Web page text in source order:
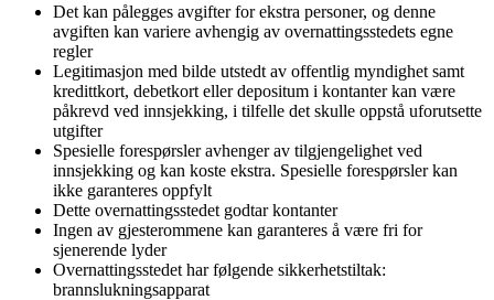
Det kan pålegges avgifter for ekstra personer, og denne
avgiften kan variere avhengig av overnattingsstedets egne
regler
Legitimasjon med bilde utstedt av offentlig myndighet samt
kredittkort, debetkort eller depositum i kontanter kan være
påkrevd ved innsjekking, i tilfelle det skulle oppstå uforutsette
utgifter
Spesielle forespørsler avhenger av tilgjengelighet ved
innsjekking og kan koste ekstra. Spesielle forespørsler kan
ikke garanteres oppfylt
Dette overnattingsstedet godtar kontanter
Ingen av gjesterommene kan garanteres å være fri for
sjenerende lyder
Overnattingsstedet har følgende sikkerhetstiltak:
brannslukningsapparat